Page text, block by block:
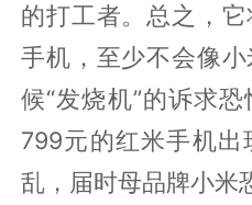
的打工者。总之，
手机，至少不会像
候“发烧机”的诉求恐
799元的红米手机
乱，届时母品牌小米